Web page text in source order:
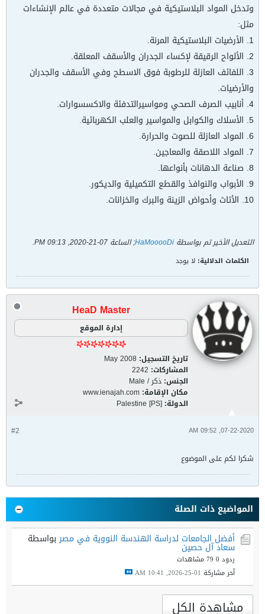
وتدخل المواد البلاستيكية في مجالات متعددة في عالم الإنشاءات
مثل:
1. الأرضيات البلاستيكية المرنة.
2. الألواح الرقيقة لإكساء الجدران والأسقف المعلقة.
3. اللفائف العازلة للرطوبة فوق الاسطح وفي الأسقف والجدران
والأرضيات.
4. أنابيب الصرف الصحي ومواسيرالتدفئة والاكسسوارات.
5. الأسلاك والكوابل والمواسير والعلب الكهربائية.
6. المواد العازلة للصوت والحرارة.
7. المواد اللاصقة والمعاجين.
8. صناعة الدهانات بأنواعها.
9. الأبواب والنوافذ والقطع التكميلية والديكور.
10. الأثاث وأحواض الزينة والبرك والخزانات.
التعديل الأخير تم بواسطة HaMooooDi; الساعة 07-21-2020, 09:13 PM
.
الكلمات الدلالية: لا يوجد
HeaD Master
إدارة الموقع
تاريخ التسجيل: May 2008
المشاركات: 2242
الجنس: ذكر / Male
مكان الإقامة: www.ienajah.com
الدولة: Palestine [PS]
#2 07-22-2020, 09:52 AM
شكرا لكم على الموضوع
المواضيع ذات الصلة
أفضل الجامعات لدراسة الهندسة النووية في مصر بواسطة
سعاد آل حصين
ردود 0
79 مشاهدات
آخر مشاركة 01-25-2026, 10:41 AM
مشاهدة الكل